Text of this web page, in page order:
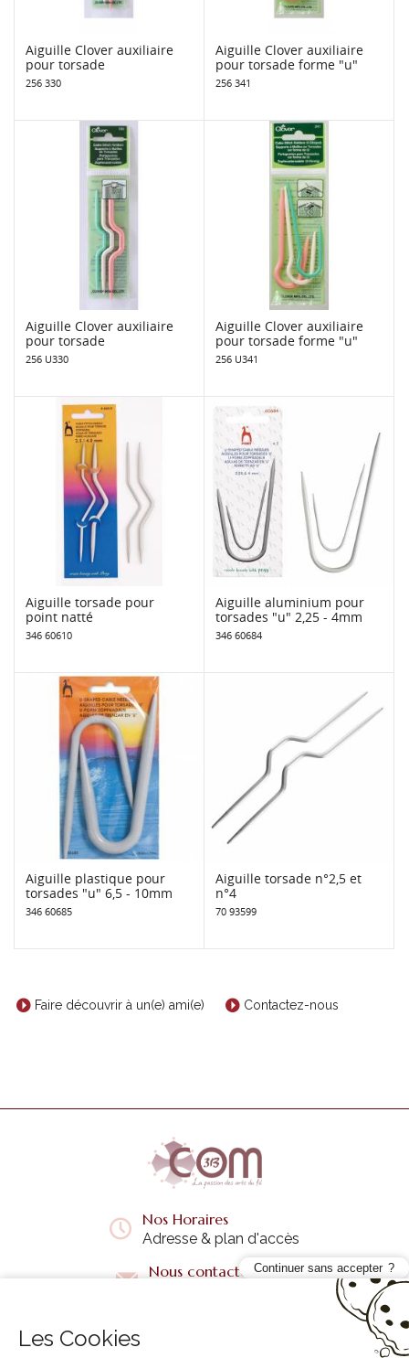
Aiguille Clover auxiliaire
pour torsade
256 330
Aiguille Clover auxiliaire
pour torsade forme "u"
256 341
Aiguille Clover auxiliaire
pour torsade
256 U330
Aiguille Clover auxiliaire
pour torsade forme "u"
256 U341
Aiguille torsade pour
point natté
346 60610
Aiguille aluminium pour
torsades "u" 2,25 - 4mm
346 60684
Aiguille plastique pour
torsades "u" 6,5 - 10mm
346 60685
Aiguille torsade n°2,5 et
n°4
70 93599
Faire découvrir à un(e) ami(e) Contactez-nous
Nos Horaires
Adresse & plan d'accès
Nous contacter Continuer sans accepter
Les Cookies